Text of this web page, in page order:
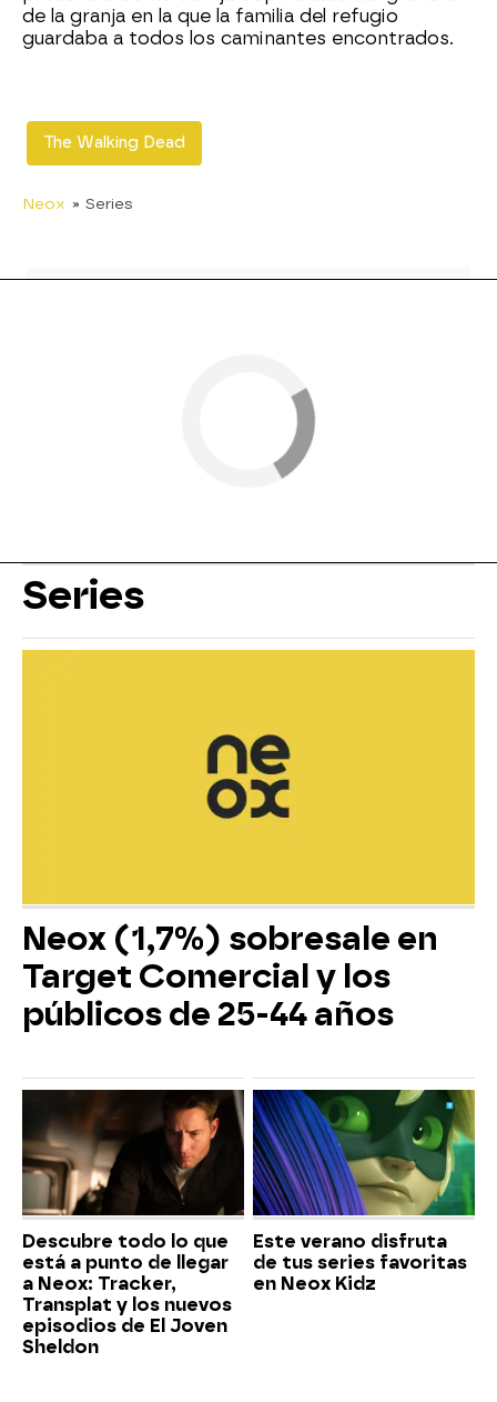
de la granja en la que la familia del refugio
guardaba a todos los caminantes encontrados.
The Walking Dead
Neox » Series
Series
Neox (1,7%) sobresale en
Target Comercial y los
públicos de 25-44 años
Descubre todo lo que
está a punto de llegar
a Neox: Tracker,
Transplat y los nuevos
episodios de El Joven
Sheldon
Este verano disfruta
de tus series favoritas
en Neox Kidz